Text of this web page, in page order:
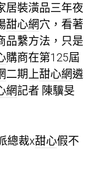
居裝潢品三年夜
甜心網穴，看著
品繫方法，只是
購商在第125屆
二期上甜心網遴
網記者 陳驥旻
總裁x甜心假不